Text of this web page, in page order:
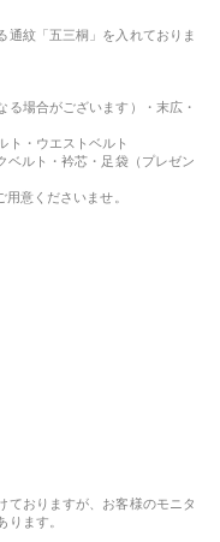
紋「五三桐」を入れておりま
場合がございます）・末広・
ト・ウエストベルト
ルト・衿芯・足袋（プレゼン
意くださいませ。
おりますが、お客様のモニタ
ます。